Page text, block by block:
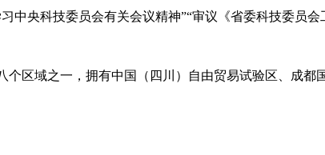
科技委员会有关会议精神”“审议《省委科技委员会
之一，拥有中国（四川）自由贸易试验区、成都国